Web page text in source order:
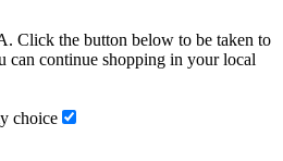
Click the button below to be taken to
can continue shopping in your local
choice